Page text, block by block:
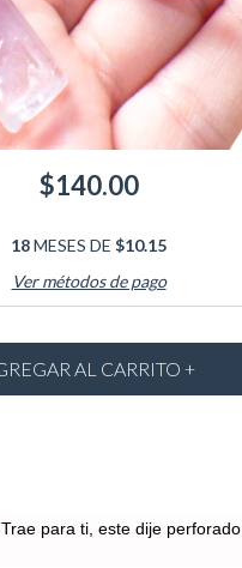
$140.00
18MESES DE $10.15
Ver métodos de pago
Trae para ti, este dije perforado